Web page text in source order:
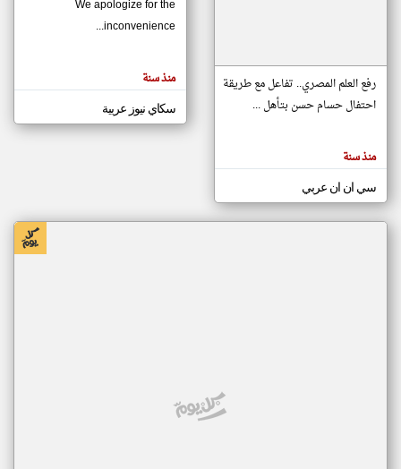
مصادر الأخبار من موريتانيا
اخبار موريتانيا على مدار الساعة
أهم اخبار موريتانيا العاجلة والمباشرة
المقالات
الموجوده
هنا عن
رفع العلم المصري.. تفاعل مع طريقة
احتفال حسام حسن بتأهل ...
منذ سنة
سي ان ان عربي
We apologize for the
inconvenience...
منذ سنة
سكاي نيوز عربية
klyoum.com